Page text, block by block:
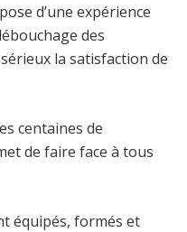
d’une expérience
des
la satisfaction de
centaines de
de faire face à tous
équipés, formés et